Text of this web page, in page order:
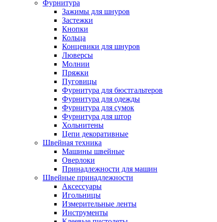
Фурнитура
Зажимы для шнуров
Застежки
Кнопки
Кольца
Концевики для шнуров
Люверсы
Молнии
Пряжки
Пуговицы
Фурнитура для бюстгальтеров
Фурнитура для одежды
Фурнитура для сумок
Фурнитура для штор
Хольнитены
Цепи декоративные
Швейная техника
Машины швейные
Оверлоки
Принадлежности для машин
Швейные принадлежности
Аксессуары
Игольницы
Измерительные ленты
Инструменты